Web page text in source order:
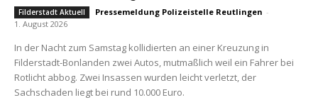
Filderstadt Aktuell Pressemeldung Polizeistelle Reutlingen -
1. August 2026
In der Nacht zum Samstag kollidierten an einer Kreuzung in
Filderstadt-Bonlanden zwei Autos, mutmaßlich weil ein Fahrer bei
Rotlicht abbog. Zwei Insassen wurden leicht verletzt, der
Sachschaden liegt bei rund 10.000 Euro.